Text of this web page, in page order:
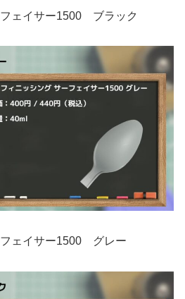
ェイサー1500 ブラック
フェイサー1500 グレー